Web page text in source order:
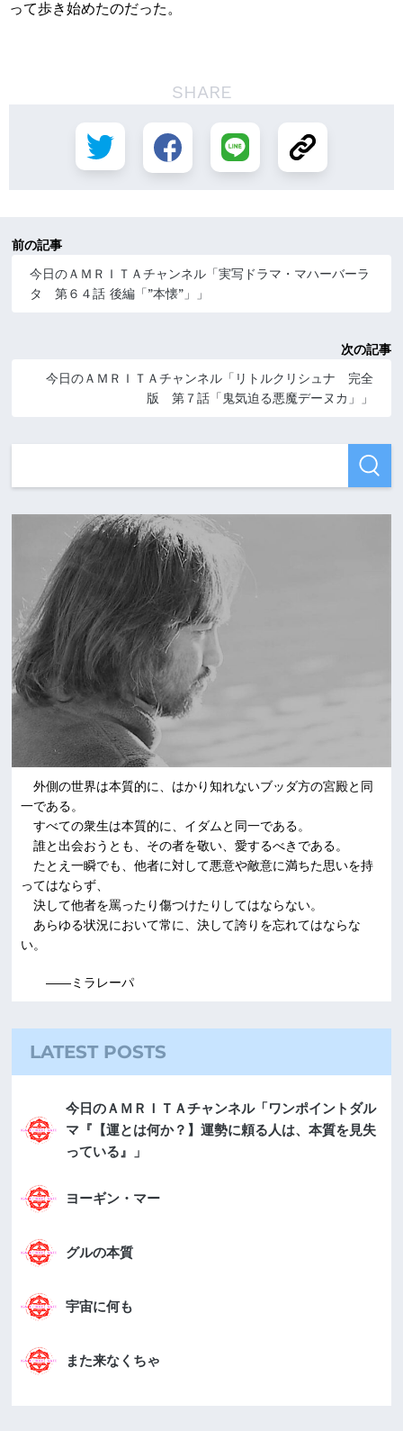
って歩き始めたのだった。
SHARE
前の記事
今日のＡＭＲＩＴＡチャンネル「実写ドラマ・マハーバーラ
タ 第６４話 後編「”本懐”」」
次の記事
今日のＡＭＲＩＴＡチャンネル「リトルクリシュナ 完全
版 第７話「鬼気迫る悪魔デーヌカ」」
外側の世界は本質的に、はかり知れないブッダ方の宮殿と同
一である。
すべての衆生は本質的に、イダムと同一である。
誰と出会おうとも、その者を敬い、愛するべきである。
たとえ一瞬でも、他者に対して悪意や敵意に満ちた思いを持
ってはならず、
決して他者を罵ったり傷つけたりしてはならない。
あらゆる状況において常に、決して誇りを忘れてはならな
い。
――ミラレーパ
LATEST POSTS
今日のＡＭＲＩＴＡチャンネル「ワンポイントダル
マ『【運とは何か？】運勢に頼る人は、本質を見失
っている』」
ヨーギン・マー
グルの本質
宇宙に何も
また来なくちゃ